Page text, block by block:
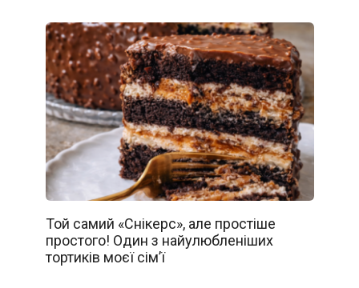
Той самий «Снікерс», але простіше
простого! Один з найулюбленіших
тортиків моєї сім’ї